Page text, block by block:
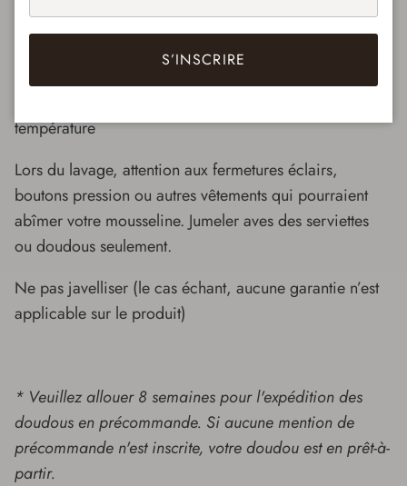
Lavable à la machine à l'eau froide avec un détergent
température
Lors du lavage, attention aux fermetures éclairs,
boutons pression ou autres vêtements qui pourraient
abîmer votre mousseline. Jumeler aves des serviettes
ou doudous seulement.
Ne pas javelliser (le cas échant, aucune garantie n’est
applicable sur le produit)
* Veuillez allouer 8 semaines pour l'expédition des
doudous en précommande. Si aucune mention de
précommande n'est inscrite, votre doudou est en prêt-à-
partir.
S’INSCRIRE